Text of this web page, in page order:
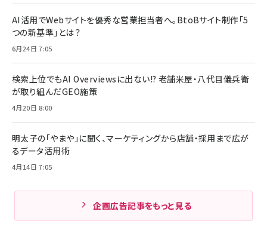
AI活用でWebサイトを優秀な営業担当者へ。BtoBサイト制作「5
つの新基準」とは？
6月24日 7:05
検索上位でもAI Overviewsに出ない!? 老舗米屋・八代目儀兵衛
が取り組んだGEO施策
4月20日 8:00
明太子の「やまや」に聞く、マーケティングから店舗・採用まで広が
るデータ活用術
4月14日 7:05
企画広告記事をもっと見る